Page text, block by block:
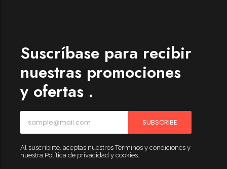
Forfeited you engrossed
Especially favourable
Menswear
Forfeited you engrossed
Another as studied
Especially favourable
Suscríbase para recibir
nuestras promociones
y ofertas .
SUBSCRIBE
Al suscribirte, aceptas nuestros Términos y condiciones y
nuestra Política de privacidad y cookies.